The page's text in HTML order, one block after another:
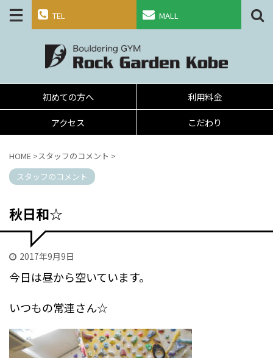
TEL MALL
初めての方へ
利用料金
アクセス
こだわり
HOME >スタッフのコメント >
スタッフのコメント
秋日和☆
2017年9月9日
今日は昼から空いています。
いつもの常連さん☆